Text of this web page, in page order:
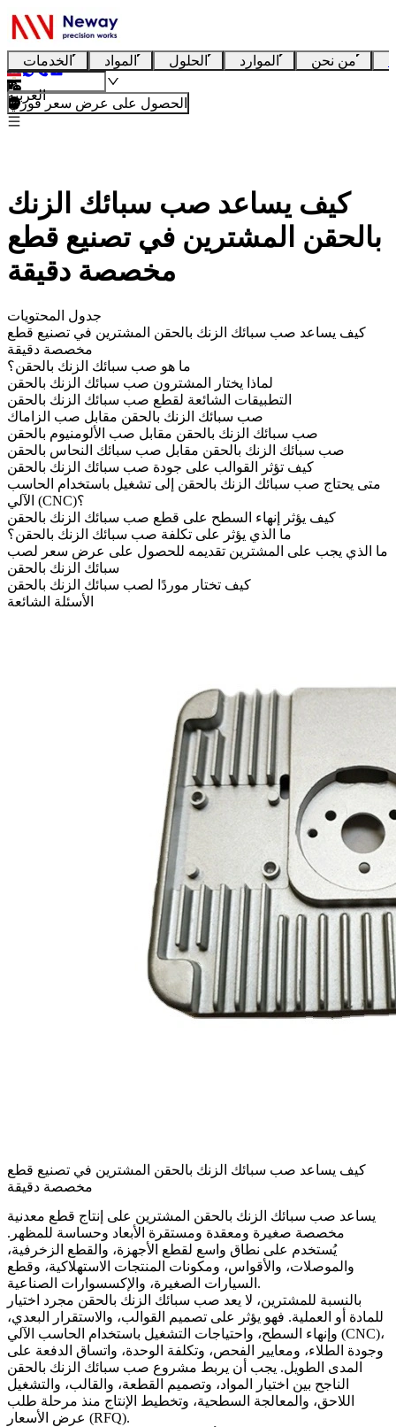
الخدمات المواد الحلول الموارد من نحن
العربية
الحصول على عرض سعر فوري
كيف يساعد صب سبائك الزنك
بالحقن المشترين في تصنيع قطع
مخصصة دقيقة
جدول المحتويات
كيف يساعد صب سبائك الزنك بالحقن المشترين في تصنيع قطع
مخصصة دقيقة
ما هو صب سبائك الزنك بالحقن؟
لماذا يختار المشترون صب سبائك الزنك بالحقن
التطبيقات الشائعة لقطع صب سبائك الزنك بالحقن
صب سبائك الزنك بالحقن مقابل صب الزاماك
صب سبائك الزنك بالحقن مقابل صب الألومنيوم بالحقن
صب سبائك الزنك بالحقن مقابل صب سبائك النحاس بالحقن
كيف تؤثر القوالب على جودة صب سبائك الزنك بالحقن
متى يحتاج صب سبائك الزنك بالحقن إلى تشغيل باستخدام الحاسب
الآلي (CNC)؟
كيف يؤثر إنهاء السطح على قطع صب سبائك الزنك بالحقن
ما الذي يؤثر على تكلفة صب سبائك الزنك بالحقن؟
ما الذي يجب على المشترين تقديمه للحصول على عرض سعر لصب
سبائك الزنك بالحقن
كيف تختار موردًا لصب سبائك الزنك بالحقن
الأسئلة الشائعة
كيف يساعد صب سبائك الزنك بالحقن المشترين في تصنيع قطع
مخصصة دقيقة
يساعد صب سبائك الزنك بالحقن المشترين على إنتاج قطع معدنية
مخصصة صغيرة ومعقدة ومستقرة الأبعاد وحساسة للمظهر.
يُستخدم على نطاق واسع لقطع الأجهزة، والقطع الزخرفية،
والموصلات، والأقواس، ومكونات المنتجات الاستهلاكية، وقطع
السيارات الصغيرة، والإكسسوارات الصناعية.
بالنسبة للمشترين، لا يعد صب سبائك الزنك بالحقن مجرد اختيار
للمادة أو العملية. فهو يؤثر على تصميم القوالب، والاستقرار البعدي،
وإنهاء السطح، واحتياجات التشغيل باستخدام الحاسب الآلي (CNC)،
وجودة الطلاء، ومعايير الفحص، وتكلفة الوحدة، واتساق الدفعة على
المدى الطويل. يجب أن يربط مشروع صب سبائك الزنك بالحقن
الناجح بين اختيار المواد، وتصميم القطعة، والقالب، والتشغيل
اللاحق، والمعالجة السطحية، وتخطيط الإنتاج منذ مرحلة طلب
عرض الأسعار (RFQ).